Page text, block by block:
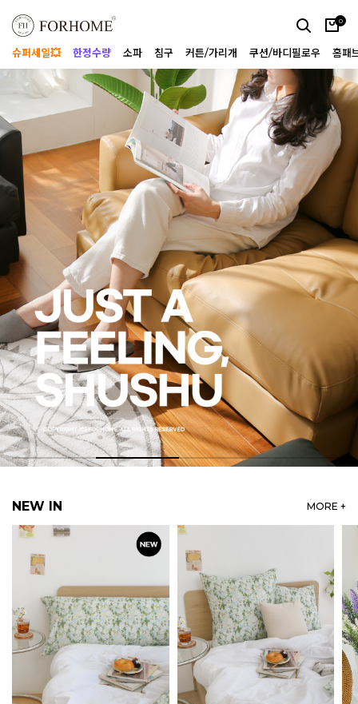
0
슈퍼세일💥 한정수량 소파 침구 커튼/가리개 쿠션/바디필로우 홈패
NEW IN MORE +